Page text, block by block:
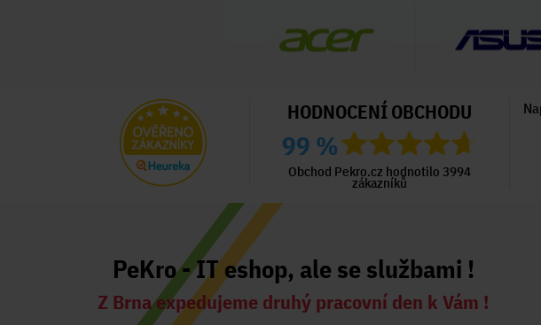
HODNOCENÍ OBCHODU
99 %
Obchod Pekro.cz hodnotilo 3994
zákazníků
Ověřený zákazník
Před 2 dny
Ověřený zákazník
Před 6 dny
Ověřený zákazník
Před 6 dny
PeKro - IT eshop, ale se službami !
Z Brna expedujeme druhý pracovní den k Vám !